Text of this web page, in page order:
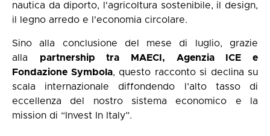
nautica da diporto, l'agricoltura sostenibile, il design,
il legno arredo e l'economia circolare.
Sino alla conclusione del mese di luglio, grazie
alla partnership tra MAECI, Agenzia ICE e
Fondazione Symbola, questo racconto si declina su
scala internazionale diffondendo l’alto tasso di
eccellenza del nostro sistema economico e la
mission di “Invest In Italy”.